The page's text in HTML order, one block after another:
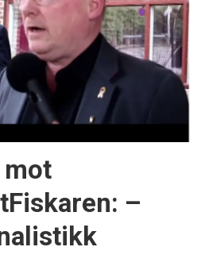
mot
–